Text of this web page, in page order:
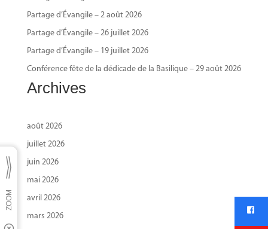
Partage d’Évangile – 2 août 2026
Partage d’Évangile – 26 juillet 2026
Partage d’Évangile – 19 juillet 2026
Conférence fête de la dédicade de la Basilique – 29 août 2026
Archives
août 2026
juillet 2026
juin 2026
mai 2026
avril 2026
mars 2026